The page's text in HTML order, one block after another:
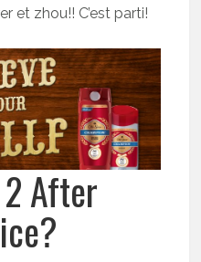
et zhou!! C’est parti!
After